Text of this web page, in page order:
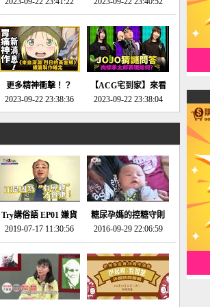
動作角色扮演遊戲！-
電玩宅速配20230123
第一名早就決定了，封
面圖直接雷你!-電玩宅
速配20230120
更多精神衝擊！？
《來自深淵 烈日的黃
金鄉》續篇動畫確定
2023-09-22 23:38:36
【ACG宅到家】來看
就抽周邊！《JOJO的
奇妙冒險》問答大挑戰
年特展 feat 蕎羽 、櫻
花
2023-09-22 23:38:04
Try講俗語 EP01 嫌貨
才是買貨人
2019-07-17 11:30:56
糖尿孕媽的控糖守則
2016-09-29 22:06:59